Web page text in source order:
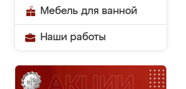
Мебель для ванной
Наши работы